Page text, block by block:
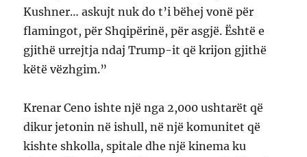
Kushner… askujt nuk do t’i bëhej vonë për
flamingot, për Shqipërinë, për asgjë. Është e
gjithë urrejtja ndaj Trump-it që krijon gjithë
këtë vëzhgim.”
Krenar Ceno ishte një nga 2,000 ushtarët që
dikur jetonin në ishull, në një komunitet që
kishte shkolla, spitale dhe një kinema ku